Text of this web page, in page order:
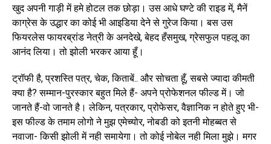
खुद अपनी गाड़ी में हमे होटल तक छोड़ा। उस आधे घण्टे की राइड में, मैनें
काग्रेस के उद्धार का कोई भी आइडिया देने से गुरेज किया। बस उस
फियरलेस फायरब्रांड नेत्री के अनदेखे, बेहद हँसमुख, ग्रेसफुल पहलू का
आनंद लिया। तो झोली भरकर आया हूँ।
ट्रॉफी है, प्रशस्ति पत्र, चेक, किताबें.. और सोचता हूँ, सबसे ज्यादा कीमती
क्या है? सम्मान-पुरस्कार बहुत मिले हैं- अपने प्रोफेशनल फील्ड में। जो
जानते हैं-वो जानते है। लेकिन, पत्रकार, प्रोफेसर, वैज्ञानिक न होते हुए भी-
इस फील्ड के तमाम लोगो ने मुझ एमेच्योर, नोबडी को इतनी मोहब्बत से
नवाजा- किसी झोली में नही समायेगा। तो कोई नोबेल नही मिला मुझे। मगर